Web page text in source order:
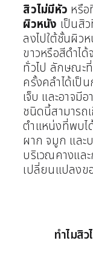
สิวไม่มีหัว หรื
ผิวหนัง เป็นสิ
ลงไปใต้ชั้นผิว
ขาวหรือสีดำไ
ทั่วไป ลักษณะ
ครั้งคลำได้เป็
เจ็บ และอาจมี
ชนิดนี้สามารถ
ตำแหน่งที่พบไ
ผาก จมูก และ
บริเวณคางแล
เปลี่ยนแปลงข
ทำไมสิ